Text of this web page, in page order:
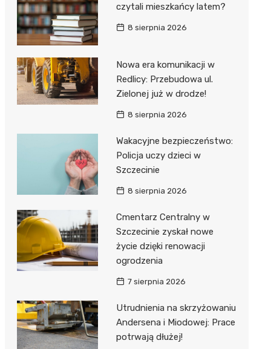
czytali mieszkańcy latem?
8 sierpnia 2026
Nowa era komunikacji w
Redlicy: Przebudowa ul.
Zielonej już w drodze!
8 sierpnia 2026
Wakacyjne bezpieczeństwo:
Policja uczy dzieci w
Szczecinie
8 sierpnia 2026
Cmentarz Centralny w
Szczecinie zyskał nowe
życie dzięki renowacji
ogrodzenia
7 sierpnia 2026
Utrudnienia na skrzyżowaniu
Andersena i Miodowej: Prace
potrwają dłużej!